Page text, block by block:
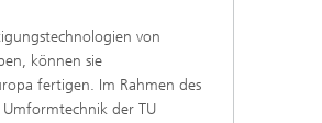
von
können sie
fertigen. Im Rahmen des
der TU